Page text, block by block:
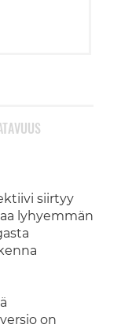
siirtyy
lyhyemmän
on